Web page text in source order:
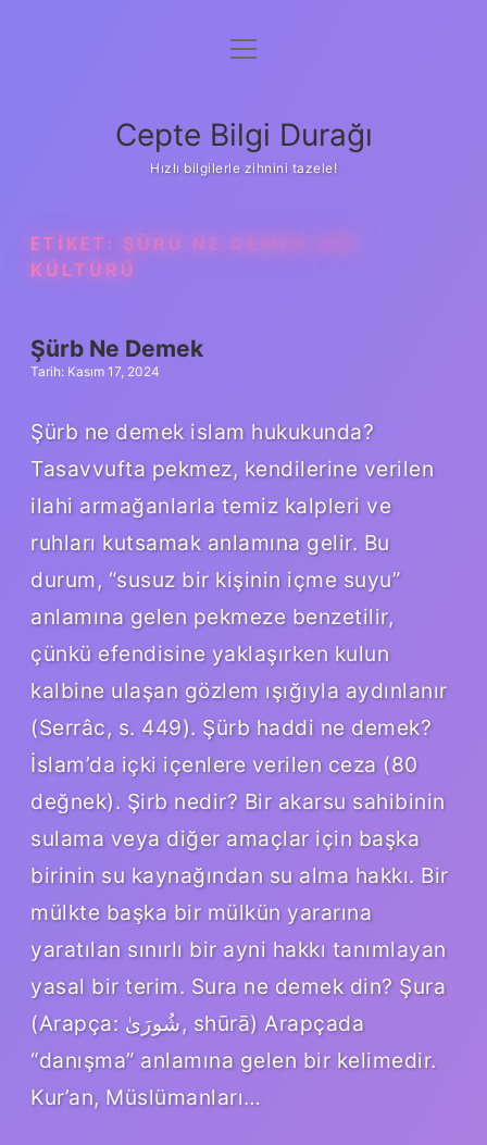
Anasayfa
Yasal Uyarı
menüyü
Cepte Bilgi Durağı
Hızlı bilgilerle zihnini tazele!
ETIKET: ŞÜRÜ NE DEMEK DIN
KÜLTÜRÜ
Şürb Ne Demek
Tarih: Kasım 17, 2024
Şürb ne demek islam hukukunda?
Tasavvufta pekmez, kendilerine verilen
ilahi armağanlarla temiz kalpleri ve
ruhları kutsamak anlamına gelir. Bu
durum, “susuz bir kişinin içme suyu”
anlamına gelen pekmeze benzetilir,
çünkü efendisine yaklaşırken kulun
kalbine ulaşan gözlem ışığıyla aydınlanır
(Serrâc, s. 449). Şürb haddi ne demek?
İslam’da içki içenlere verilen ceza (80
değnek). Şirb nedir? Bir akarsu sahibinin
sulama veya diğer amaçlar için başka
birinin su kaynağından su alma hakkı. Bir
mülkte başka bir mülkün yararına
yaratılan sınırlı bir ayni hakkı tanımlayan
yasal bir terim. Sura ne demek din? Şura
(Arapça: شُورَىٰ, shūrā) Arapçada
“danışma” anlamına gelen bir kelimedir.
Kur’an, Müslümanları…